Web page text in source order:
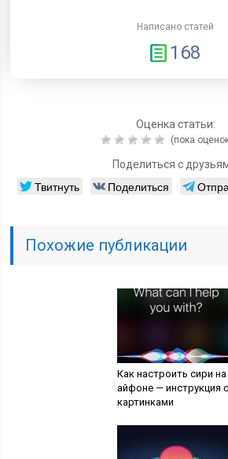
Написано статей
168
Оценка статьи:
(пока
Поделиться с
Твитнуть Поделиться
Похожие публикации
Как настроить сири на
айфоне — инструкция с
картинками